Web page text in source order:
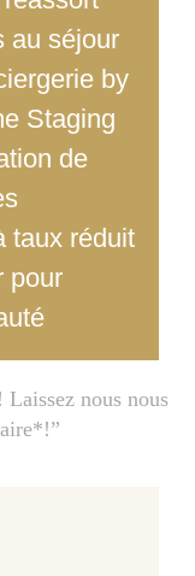
au séjour
by
Staging
de
taux réduit
pour
Laissez nous nous